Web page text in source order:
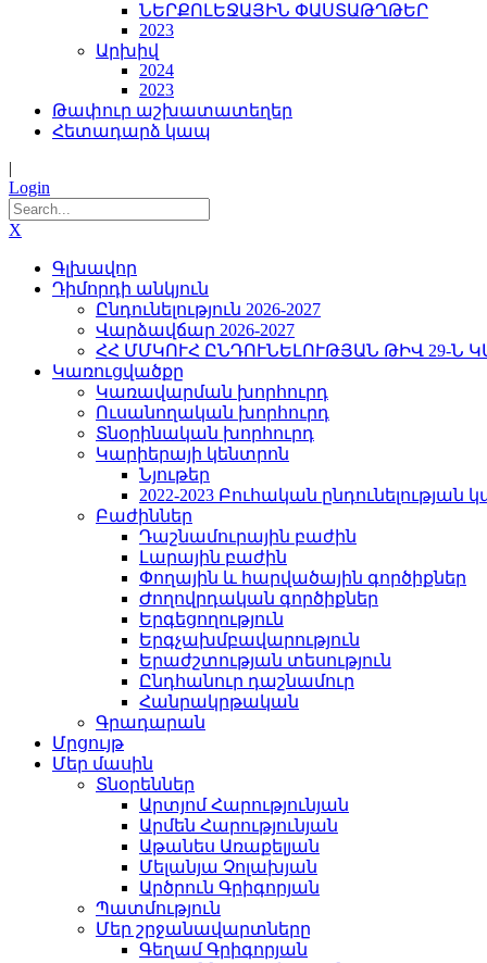
ՆԵՐՔՈԼԵՋԱՅԻՆ ՓԱՍՏԱԹՂԹԵՐ
2023
Արխիվ
2024
2023
Թափուր աշխատատեղեր
Հետադարձ կապ
|
Login
X
Գլխավոր
Դիմորդի անկյուն
Ընդունելություն 2026-2027
Վարձավճար 2026-2027
ՀՀ ՄՄԿՈՒՀ ԸՆԴՈՒՆԵԼՈՒԹՅԱՆ ԹԻՎ 29-Ն
Կառուցվածքը
Կառավարման խորհուրդ
Ուսանողական խորհուրդ
Տնօրինական խորհուրդ
Կարիերայի կենտրոն
Նյութեր
2022-2023 Բուհական ընդունելության
Բաժիններ
Դաշնամուրային բաժին
Լարային բաժին
Փողային և հարվածային գործիքներ
Ժողովրդական գործիքներ
Երգեցողություն
Երգչախմբավարություն
Երաժշտության տեսություն
Ընդհանուր դաշնամուր
Հանրակրթական
Գրադարան
Մրցույթ
Մեր մասին
Տնօրեններ
Արտյոմ Հարությունյան
Արմեն Հարությունյան
Աթանես Առաքելյան
Մելանյա Չոլախյան
Արծրուն Գրիգորյան
Պատմություն
Մեր շրջանավարտները
Գեղամ Գրիգորյան